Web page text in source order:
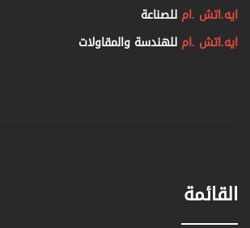
ايه.اتش .ام للصناعة
ايه.اتش .ام للهندسة والمقاولات
القائمة